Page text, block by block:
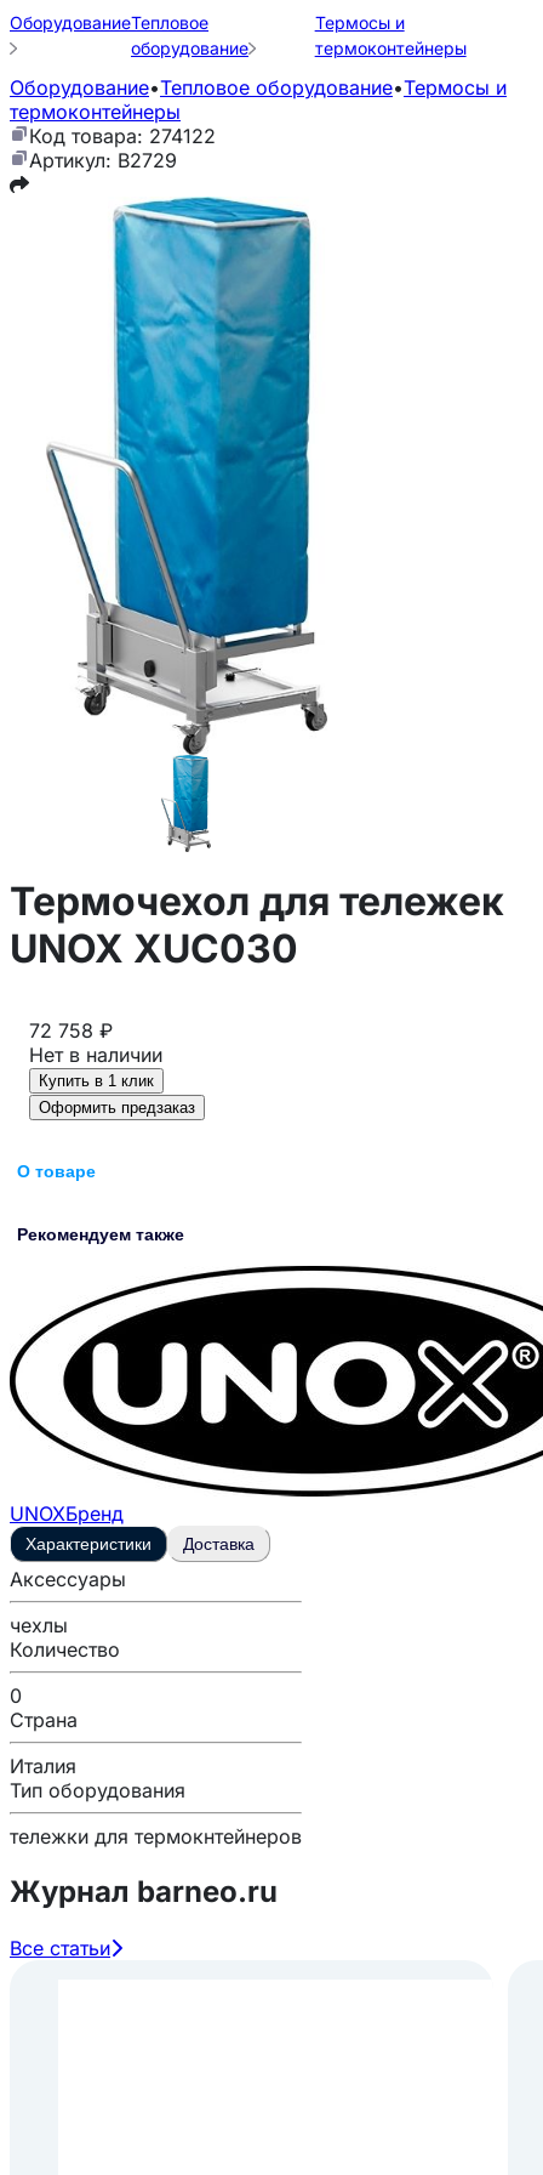
ОборудованиеТепловое
оборудование
Термосы и
термоконтейнеры
Оборудование•Тепловое оборудование•Термосы и
термоконтейнеры
Код товара: 274122
Артикул: B2729
Термочехол для тележек
UNOX XUC030
72 758 ₽
Нет в наличии
Купить в 1 клик
Оформить предзаказ
О товаре
Рекомендуем также
UNOXБренд
Характеристики Доставка
Аксессуары
чехлы
Количество
0
Страна
Италия
Тип оборудования
тележки для термокнтейнеров
Журнал barneo.ru
Все статьи